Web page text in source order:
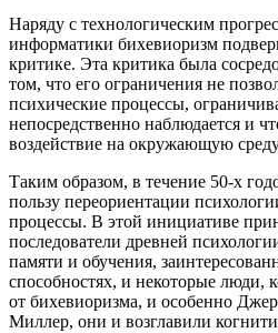
Наряду с технологическим
информатики бихевиоризм
критике. Эта критика была
том, что его ограничения не
психические процессы,
непосредственно наблюдается и
воздействие на окружающую
Таким образом, в течение 50-х
пользу переориентации
процессы. В этой инициативе
последователи древней
памяти и обучения,
способностях, и некоторые люди,
от бихевиоризма, и особенно
Миллер, они и возглавили